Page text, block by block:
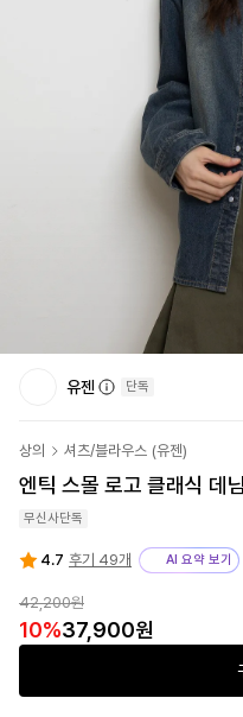
유젠 단독
상의 셔츠/블라우스 (유젠)
엔틱 스몰 로고 클래식 데
무신사단독
4.7 후기 49개 AI 요약 보기
42,200원
10%37,900원